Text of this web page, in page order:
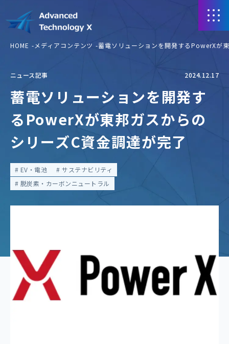
HOME メディアコンテンツ 蓄電ソリューションを開発するPowerXが
ニュース記事 2024.12.17
蓄電ソリューションを開発す
るPowerXが東邦ガスからの
シリーズC資金調達が完了
EV・電池
サステナビリティ
脱炭素・カーボンニュートラル